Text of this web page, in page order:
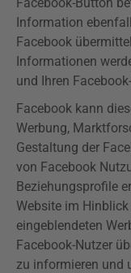
Information
Facebook
Informationen
und Ihren
Facebook kann
Werbung,
Gestaltung der
von Facebook
Beziehungsprofile
Website im
eingeblendeten
Facebook-Nutzer
zu informieren und